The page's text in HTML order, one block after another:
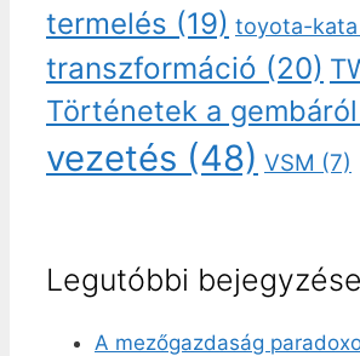
termelés (19) toyota-kata
transzformáció (20)
Történetek a gembáról
vezetés (48) VSM (7)
Legutóbbi
A mezőgazdaság